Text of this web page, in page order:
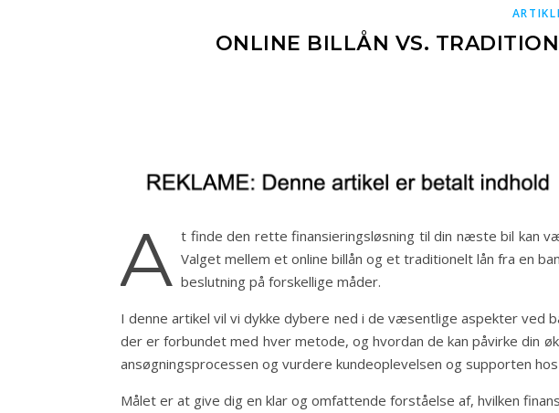
ONLINE BILLÅN VS.
A t finde den rette finansieringsløsning til din næste bil kan
Valget mellem et online billån og et traditionelt lån fra en
beslutning på forskellige måder.
I denne artikel vil vi dykke dybere ned i de væsentlige aspekter ved
der er forbundet med hver metode, og hvordan de kan påvirke din
ansøgningsprocessen og vurdere kundeoplevelsen og supporten
Målet er at give dig en klar og omfattende forståelse af, hvilken